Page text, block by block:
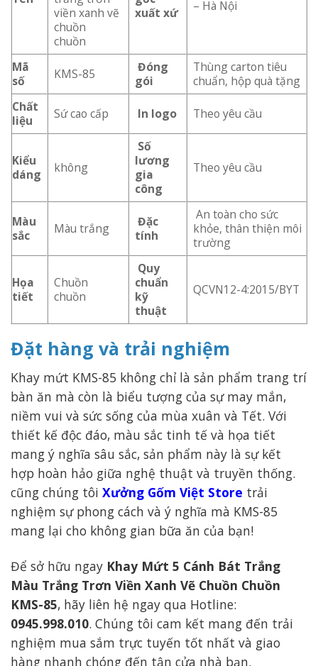
viền xanh vẽ
chuồn
chuồn
xuất xứ
– Hà Nội
Mã
số
KMS-85
Đóng
gói
Thùng carton tiêu
chuẩn, hộp quà tặng
Chất
liệu
Sứ cao cấp In logo Theo yêu cầu
Kiểu
dáng
không
Số
lương
gia
công
Theo yêu cầu
Màu
sắc
Màu trắng
Đặc
tính
An toàn cho sức
khỏe, thân thiện môi
trường
Họa
tiết
Chuồn
chuồn
Quy
chuẩn
kỹ
thuật
QCVN12-4:2015/BYT
Đặt hàng và trải nghiệm
Khay mứt KMS-85 không chỉ là sản phẩm trang trí
bàn ăn mà còn là biểu tượng của sự may mắn,
niềm vui và sức sống của mùa xuân và Tết. Với
thiết kế độc đáo, màu sắc tinh tế và họa tiết
mang ý nghĩa sâu sắc, sản phẩm này là sự kết
hợp hoàn hảo giữa nghệ thuật và truyền thống.
cũng chúng tôi Xưởng Gốm Việt Store trải
nghiệm sự phong cách và ý nghĩa mà KMS-85
mang lại cho không gian bữa ăn của bạn!
Để sở hữu ngay Khay Mứt 5 Cánh Bát Trắng
Màu Trắng Trơn Viền Xanh Vẽ Chuồn Chuồn
KMS-85, hãy liên hệ ngay qua Hotline:
0945.998.010. Chúng tôi cam kết mang đến trải
nghiệm mua sắm trực tuyến tốt nhất và giao
hàng nhanh chóng đến tận cửa nhà bạn.